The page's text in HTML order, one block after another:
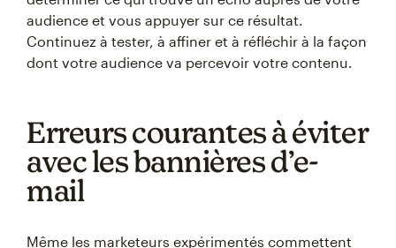
audience et vous appuyer sur ce résultat.
Continuez à tester, à affiner et à réfléchir à la façon
dont votre audience va percevoir votre contenu.
Erreurs courantes à éviter
avec les bannières d’e-
mail
Même les marketeurs expérimentés commettent